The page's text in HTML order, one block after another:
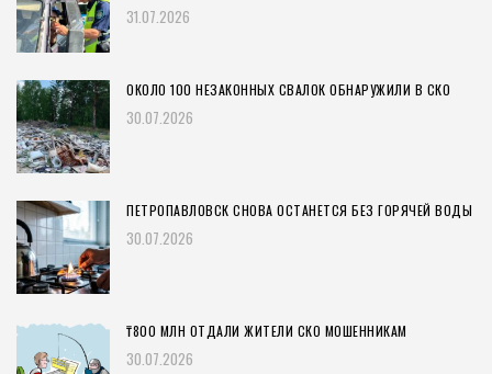
31.07.2026
ОКОЛО 100 НЕЗАКОННЫХ СВАЛОК ОБНАРУЖИЛИ В СКО
30.07.2026
ПЕТРОПАВЛОВСК СНОВА ОСТАНЕТСЯ БЕЗ ГОРЯЧЕЙ ВОДЫ
30.07.2026
₸800 МЛН ОТДАЛИ ЖИТЕЛИ СКО МОШЕННИКАМ
30.07.2026